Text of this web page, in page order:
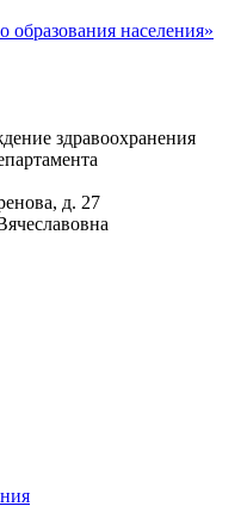
населения»
здравоохранения
д. 27